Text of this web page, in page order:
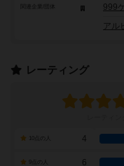
999
アル
レーティング
4
6